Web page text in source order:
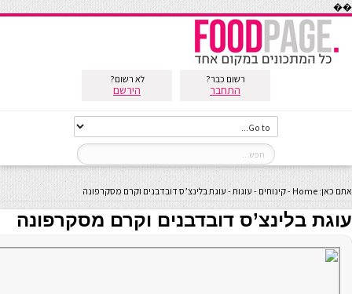
��
רשום כבר?
התחבר
לא רשום?
הירשם
אתם כאן: Home
-קינוחים - עוגות- עוגת בלינצ’ס דובדבנים וקרם מסקרפונה
עוגת בלינצ’ס דובדבנים וקרם מסקרפונה